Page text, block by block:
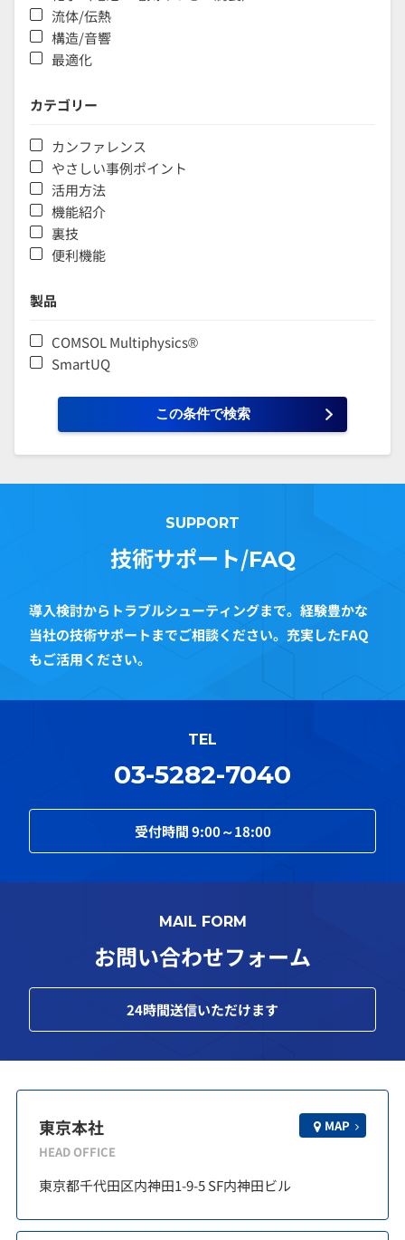
流体/伝熱
構造/音響
最適化
カテゴリー
カンファレンス
やさしい事例ポイント
活用方法
機能紹介
裏技
便利機能
製品
COMSOL Multiphysics®
SmartUQ
SUPPORT
技術サポート/FAQ
導入検討からトラブルシューティングまで。経験豊かな
当社の技術サポートまでご相談ください。充実したFAQ
もご活用ください。
TEL
03-5282-7040
受付時間9:00～18:00
MAIL FORM
お問い合わせフォーム
24時間送信いただけます
東京本社
HEAD OFFICE
MAP
東京都千代田区内神田1-9-5 SF内神田ビル